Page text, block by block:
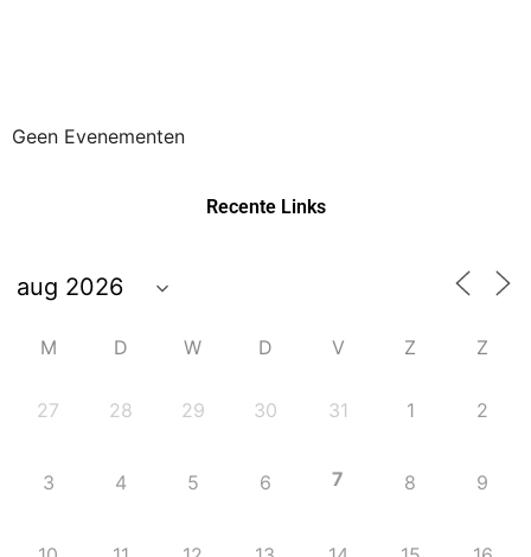
Geen Evenementen
Recente Links
M D W D V Z Z
27 28 29 30 31 1 2
3 4 5 6 7 8 9